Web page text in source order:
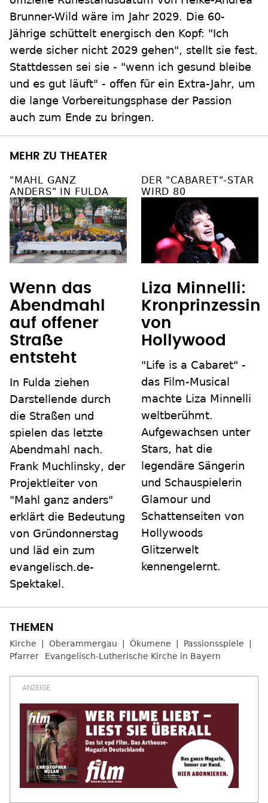
Brunner-Wild wäre im Jahr 2029. Die 60-
Jährige schüttelt energisch den Kopf: "Ich
werde sicher nicht 2029 gehen", stellt sie fest.
Stattdessen sei sie - "wenn ich gesund bleibe
und es gut läuft" - offen für ein Extra-Jahr, um
die lange Vorbereitungsphase der Passion
auch zum Ende zu bringen.
MEHR ZU THEATER
"MAHL GANZ
ANDERS" IN FULDA
Wenn das
Abendmahl
auf offener
Straße
entsteht
In Fulda ziehen
Darstellende durch
die Straßen und
spielen das letzte
Abendmahl nach.
Frank Muchlinsky, der
Projektleiter von
"Mahl ganz anders"
erklärt die Bedeutung
von Gründonnerstag
und läd ein zum
evangelisch.de-
Spektakel.
DER "CABARET"-STAR
WIRD 80
Liza Minnelli:
Kronprinzessin
von
Hollywood
"Life is a Cabaret" -
das Film-Musical
machte Liza Minnelli
weltberühmt.
Aufgewachsen unter
Stars, hat die
legendäre Sängerin
und Schauspielerin
Glamour und
Schattenseiten von
Hollywoods
Glitzerwelt
kennengelernt.
Kirche Oberammergau Ökumene
Passionsspiele
Pfarrer
Evangelisch-Lutherische Kirche in Bayern